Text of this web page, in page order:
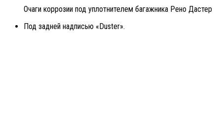
Очаги коррозии под уплотнителем багажника Рено Дастер
Под задней надписью «Duster».